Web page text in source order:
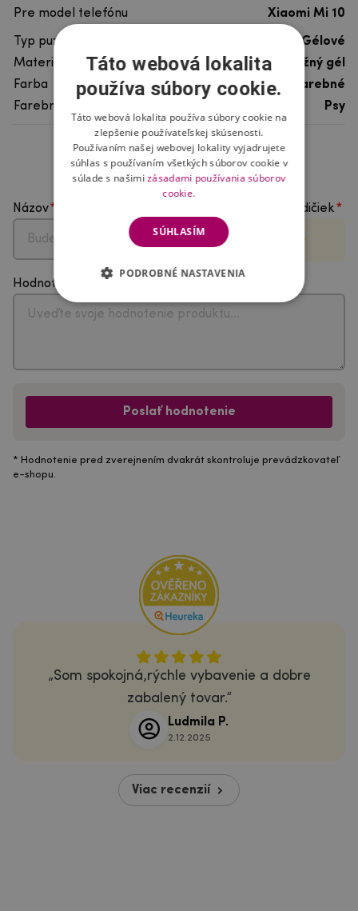
Pre model telefónu
Xiaomi Mi 10
Typ puzdra
Gélové
Materiál
pružný gél
Farba
viacfarebné
Farebný motív
Psy
Hodnotenie produktu
Názov Vyberte počet hviezdičiek
Hodnotenie
Poslať hodnotenie
* Hodnotenie pred zverejnením dvakrát skontroluje prevádzkovateľ
e-shopu.
Som spokojná,rýchle vybavenie a dobre
zabalený tovar.
Ludmila P.
2.12.2025
Viac recenzií
Táto webová lokalita
používa súbory cookie.
Táto webová lokalita používa súbory cookie na
zlepšenie používateľskej skúsenosti.
Používaním našej webovej lokality vyjadrujete
súhlas s používaním všetkých súborov cookie v
súlade s našimizásadami používania súborov
cookie.
SÚHLASÍM
PODROBNÉ NASTAVENIA